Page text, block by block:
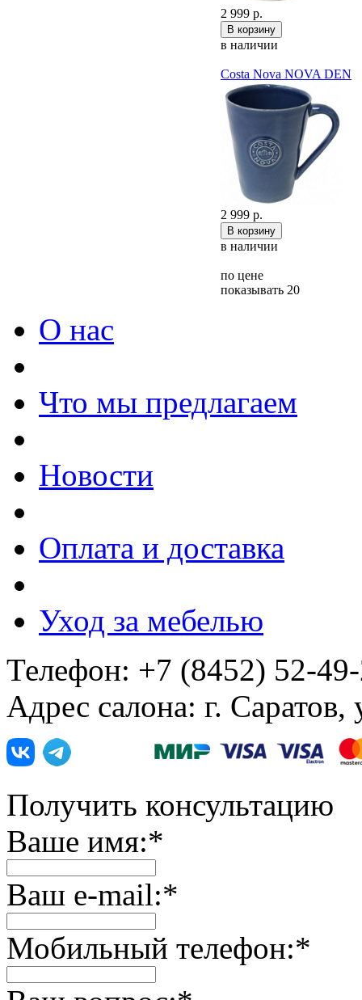
2 999 р.
в наличии
Costa Nova NOVA DEN
2 999 р.
в наличии
по цене
показывать 20
О нас
Что мы предлагаем
Новости
Оплата и доставка
Уход за мебелью
Телефон: +7 (8452) 52-
Адрес салона: г. Саратов,
Получить консультацию
Ваше имя:*
Ваш e-mail:*
Мобильный телефон:*